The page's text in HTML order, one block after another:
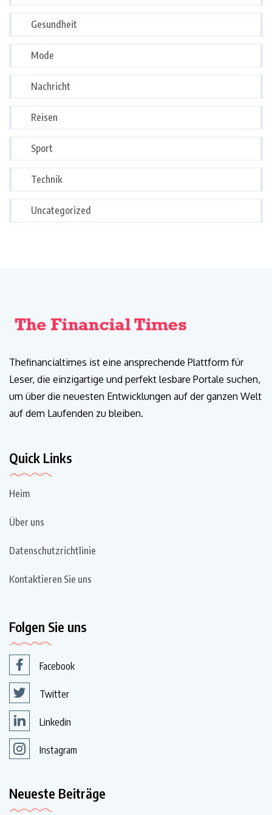
Gesundheit
Mode
Nachricht
Reisen
Sport
Technik
Uncategorized
Thefinancialtimes ist eine ansprechende Plattform für
Leser, die einzigartige und perfekt lesbare Portale suchen,
um über die neuesten Entwicklungen auf der ganzen Welt
auf dem Laufenden zu bleiben.
Quick Links
Heim
Über uns
Datenschutzrichtlinie
Kontaktieren Sie uns
Folgen Sie uns
Facebook
Twitter
Linkedin
Instagram
Neueste Beiträge